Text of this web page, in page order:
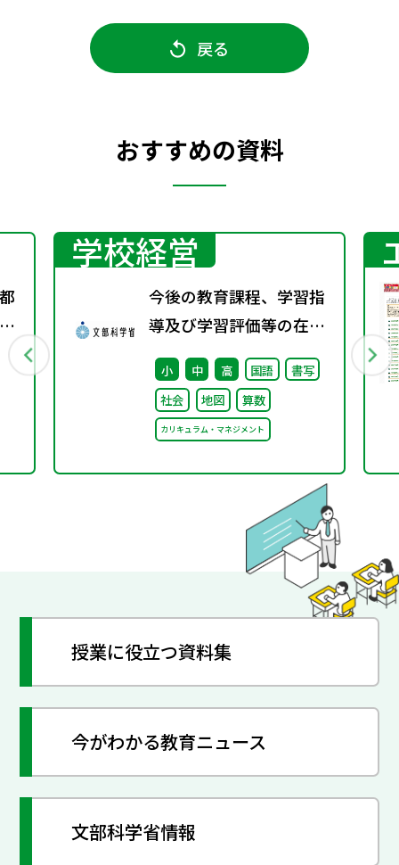
戻る
おすすめの資料
学校経営
今後の教育課程、学習指
導及び学習評価等の在り
方に関する有識者検討会
の論点整理を掲載しまし
た
小 中 高 国語
書写
社会
地図 算数
カリキュラム・マネジメント
授業に役立つ資料集
今がわかる教育ニュース
文部科学省情報